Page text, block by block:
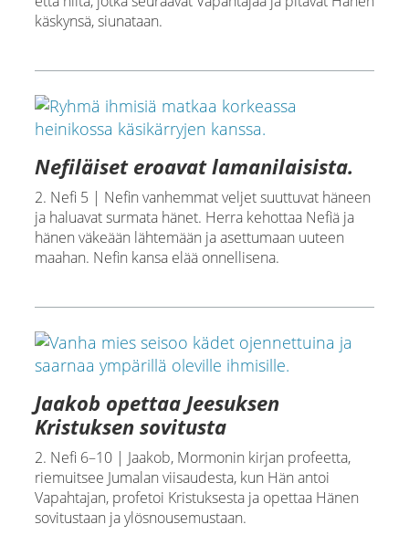
käskynsä, siunataan.
Nefiläiset eroavat lamanilaisista.
2. Nefi 5 | Nefin vanhemmat veljet suuttuvat häneen
ja haluavat surmata hänet. Herra kehottaa Nefiä ja
hänen väkeään lähtemään ja asettumaan uuteen
maahan. Nefin kansa elää onnellisena.
Jaakob opettaa Jeesuksen
Kristuksen sovitusta
2. Nefi 6–10 | Jaakob, Mormonin kirjan profeetta,
riemuitsee Jumalan viisaudesta, kun Hän antoi
Vapahtajan, profetoi Kristuksesta ja opettaa Hänen
sovitustaan ja ylösnousemustaan.